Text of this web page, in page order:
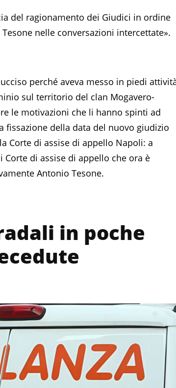
del ragionamento dei Giudici in ordine
nelle conversazioni intercettate».
perché aveva messo in piedi
sul territorio del clan Mogavero-
le motivazioni che li hanno spinti ad
fissazione della data del nuovo giudizio
Corte di assise di appello Napoli: a
di assise di appello che ora è
Antonio Tesone.
in poche